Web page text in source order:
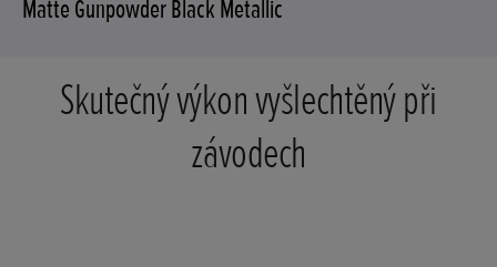
Matte Gunpowder Black Metallic
Skutečný výkon vyšlechtěný při
závodech